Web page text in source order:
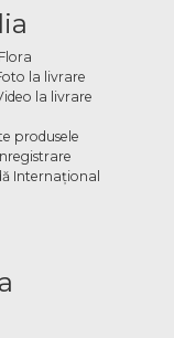
la livrare
la livrare
produsele
Internațional